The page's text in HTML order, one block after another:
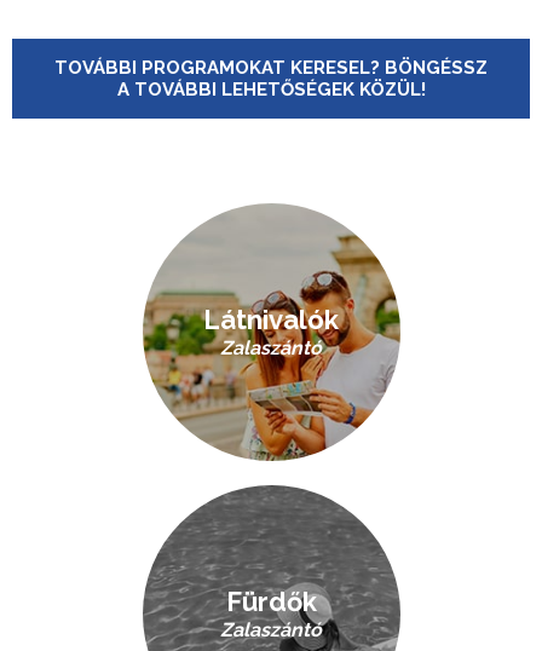
TOVÁBBI PROGRAMOKAT KERESEL? BÖNGÉSSZ
A TOVÁBBI LEHETŐSÉGEK KÖZÜL!
Látnivalók
Zalaszántó
Fürdők
Zalaszántó